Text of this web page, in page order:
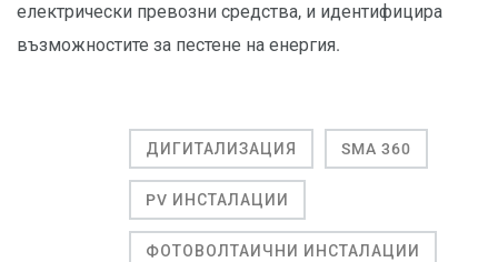
електрически превозни средства, и идентифицира
възможностите за пестене на енергия.
ДИГИТАЛИЗАЦИЯ SMA 360
PV ИНСТАЛАЦИИ
ФОТОВОЛТАИЧНИ ИНСТАЛАЦИИ